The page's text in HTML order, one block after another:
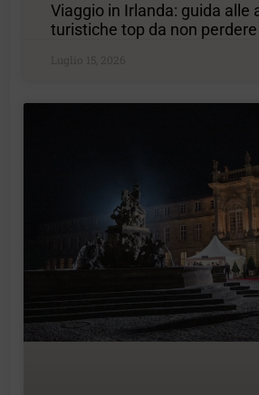
Viaggio in Irlanda: guida alle
turistiche top da non perdere
Luglio 15, 2026